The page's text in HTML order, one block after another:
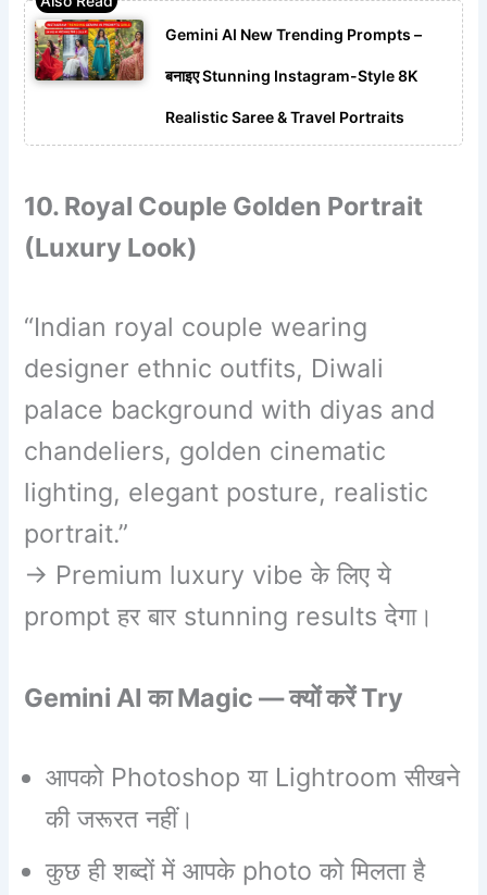
Gemini AI New Trending Prompts –
बनाइए Stunning Instagram-Style 8K
Realistic Saree & Travel Portraits
10. Royal Couple Golden Portrait
(Luxury Look)
“Indian royal couple wearing
designer ethnic outfits, Diwali
palace background with diyas and
chandeliers, golden cinematic
lighting, elegant posture, realistic
portrait.”
→ Premium luxury vibe के लिए ये
prompt हर बार stunning results देगा।
Gemini AI का Magic — क्यों करें Try
आपको Photoshop या Lightroom सीखने
की जरूरत नहीं।
कुछ ही शब्दों में आपके photo को मिलता है